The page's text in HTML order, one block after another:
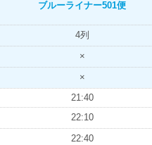
ブルーライナー501便
4列
×
×
21:40
22:10
22:40